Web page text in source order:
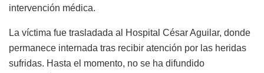
intervención médica.
La víctima fue trasladada al Hospital César Aguilar, donde
permanece internada tras recibir atención por las heridas
sufridas. Hasta el momento, no se ha difundido